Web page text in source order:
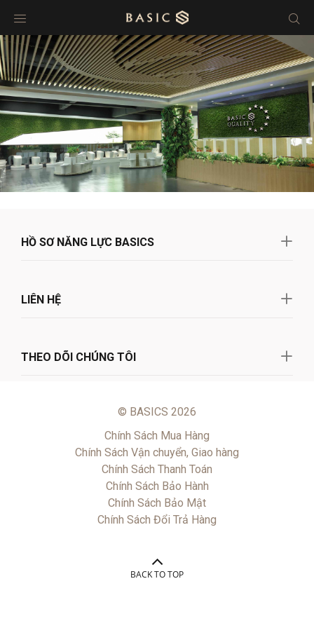
HỒ SƠ NĂNG LỰC BASICS
LIÊN HỆ
THEO DÕI CHÚNG TÔI
© BASICS 2026
Chính Sách Mua Hàng
Chính Sách Vận chuyển, Giao hàng
Chính Sách Thanh Toán
Chính Sách Bảo Hành
Chính Sách Bảo Mật
Chính Sách Đổi Trả Hàng
BACK TO TOP